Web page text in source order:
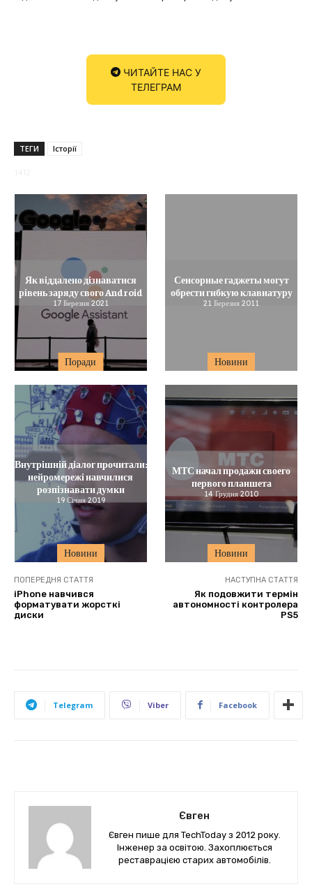
ЧИТАЙТЕ НАС У
ТЕЛЕГРАМ
ТЕГИ Історії
Поради
Як віддалено дізнаватися
рівень заряду свого Android
17 Березня 2021
Новини
Сенсорные гаджеты могут
обрести гибкую клавиатуру
21 Березня 2011
Новини
Внутрішній діалог прочитали:
нейромережі навчилися
розпізнавати думки
19 Січня 2019
Новини
МТС начал продажи своего
первого планшета
14 Грудня 2010
ПОПЕРЕДНЯ СТАТТЯ
iPhone навчився
форматувати жорсткі
диски
НАСТУПНА СТАТТЯ
Як подовжити термін
автономності контролера
PS5
Telegram Viber Facebook
Євген
Євген пише для TechToday з 2012 року.
Інженер за освітою. Захоплюється
реставрацією старих автомобілів.